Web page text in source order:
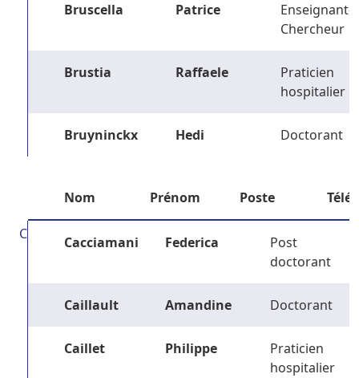
Bruscella Patrice
Enseignant-
Chercheur
Brustia Raffaele
Praticien
hospitalier
Bruyninckx Hedi Doctorant
Nom Prénom Poste
C Cacciamani Federica
Post
doctorant
Caillault Amandine Doctorant
Caillet Philippe
Praticien
hospitalier